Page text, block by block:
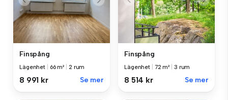
Finspång
Lägenhet 66 m² 2 rum
8 991 kr Se mer
Finspång
Lägenhet 72 m² 3 rum
8 514 kr Se mer